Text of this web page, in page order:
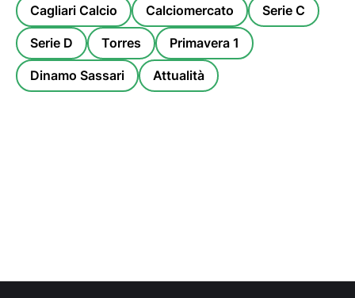
Cagliari Calcio Calciomercato Serie C
Serie D Torres Primavera 1
Dinamo Sassari Attualità